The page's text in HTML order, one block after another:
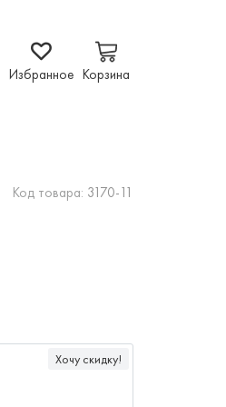
Избранное Корзина
Код товара: 3170-11
Хочу скидку!